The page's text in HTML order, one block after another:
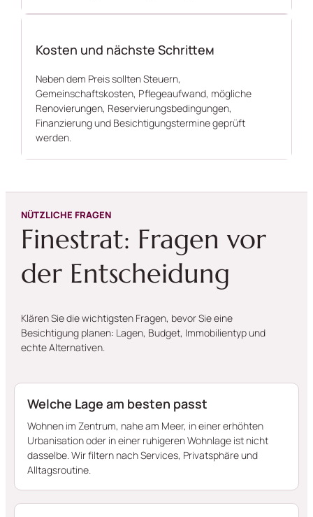
Kosten und nächste Schritteм
Neben dem Preis sollten Steuern,
Gemeinschaftskosten, Pflegeaufwand, mögliche
Renovierungen, Reservierungsbedingungen,
Finanzierung und Besichtigungstermine geprüft
werden.
NÜTZLICHE FRAGEN
Finestrat: Fragen vor
der Entscheidung
Klären Sie die wichtigsten Fragen, bevor Sie eine
Besichtigung planen: Lagen, Budget, Immobilientyp und
echte Alternativen.
Welche Lage am besten passt
Wohnen im Zentrum, nahe am Meer, in einer erhöhten
Urbanisation oder in einer ruhigeren Wohnlage ist nicht
dasselbe. Wir filtern nach Services, Privatsphäre und
Alltagsroutine.